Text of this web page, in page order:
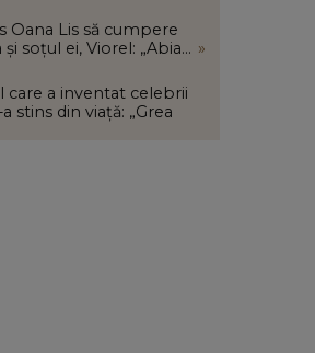
Oana Lis să cumpere
soțul ei, Viorel: „Abia... »
care a inventat celebrii
stins din viață: „Grea